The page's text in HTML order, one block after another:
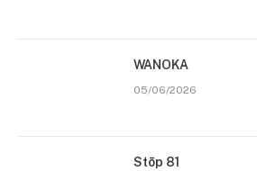
WANOKA
05/06/2026
Stōp 81